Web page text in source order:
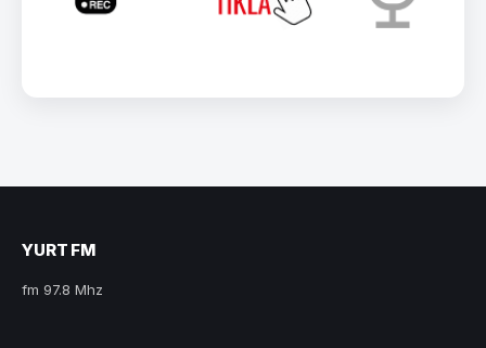
YURT FM
fm 97.8 Mhz